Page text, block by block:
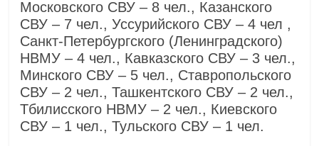
Московского СВУ – 8 чел., Казанского
СВУ – 7 чел., Уссурийского СВУ – 4 чел ,
Санкт-Петербургского (Ленинградского)
НВМУ – 4 чел., Кавказского СВУ – 3 чел.,
Минского СВУ – 5 чел., Ставропольского
СВУ – 2 чел., Ташкентского СВУ – 2 чел.,
Тбилисского НВМУ – 2 чел., Киевского
СВУ – 1 чел., Тульского СВУ – 1 чел.